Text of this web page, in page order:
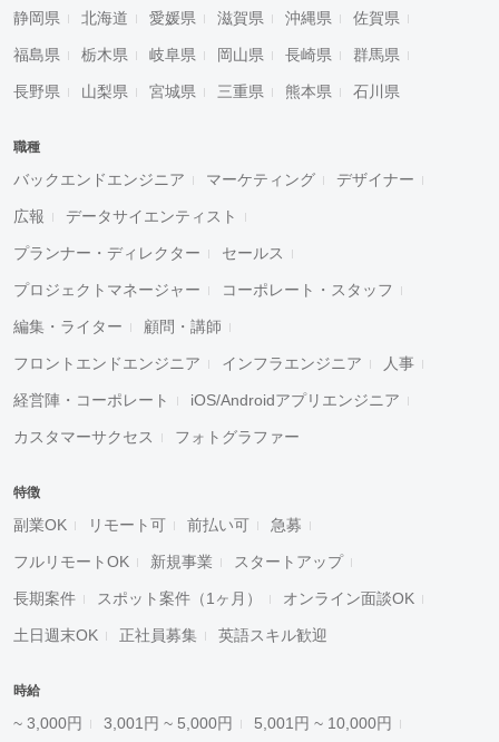
静岡県 北海道 愛媛県 滋賀県 沖縄県 佐賀県
福島県 栃木県 岐阜県 岡山県 長崎県 群馬県
長野県 山梨県 宮城県 三重県 熊本県 石川県
職種
バックエンドエンジニア マーケティング デザイナー
広報 データサイエンティスト
プランナー・ディレクター セールス
プロジェクトマネージャー コーポレート・スタッフ
編集・ライター 顧問・講師
フロントエンドエンジニア インフラエンジニア 人事
経営陣・コーポレート iOS/Androidアプリエンジニア
カスタマーサクセス フォトグラファー
特徴
副業OK リモート可 前払い可 急募
フルリモートOK 新規事業 スタートアップ
長期案件 スポット案件（1ヶ月） オンライン面談OK
土日週末OK 正社員募集 英語スキル歓迎
時給
~ 3,000円 3,001円 ~ 5,000円 5,001円 ~ 10,000円